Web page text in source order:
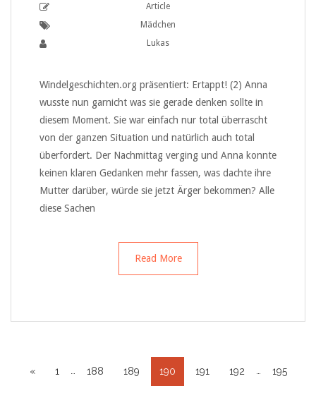
Article
Mädchen
Lukas
Windelgeschichten.org präsentiert: Ertappt! (2) Anna
wusste nun garnicht was sie gerade denken sollte in
diesem Moment. Sie war einfach nur total überrascht
von der ganzen Situation und natürlich auch total
überfordert. Der Nachmittag verging und Anna konnte
keinen klaren Gedanken mehr fassen, was dachte ihre
Mutter darüber, würde sie jetzt Ärger bekommen? Alle
diese Sachen
Read More
« 1 188 189 190 191 192 195